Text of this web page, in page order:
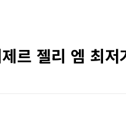
르 젤리 엠 최